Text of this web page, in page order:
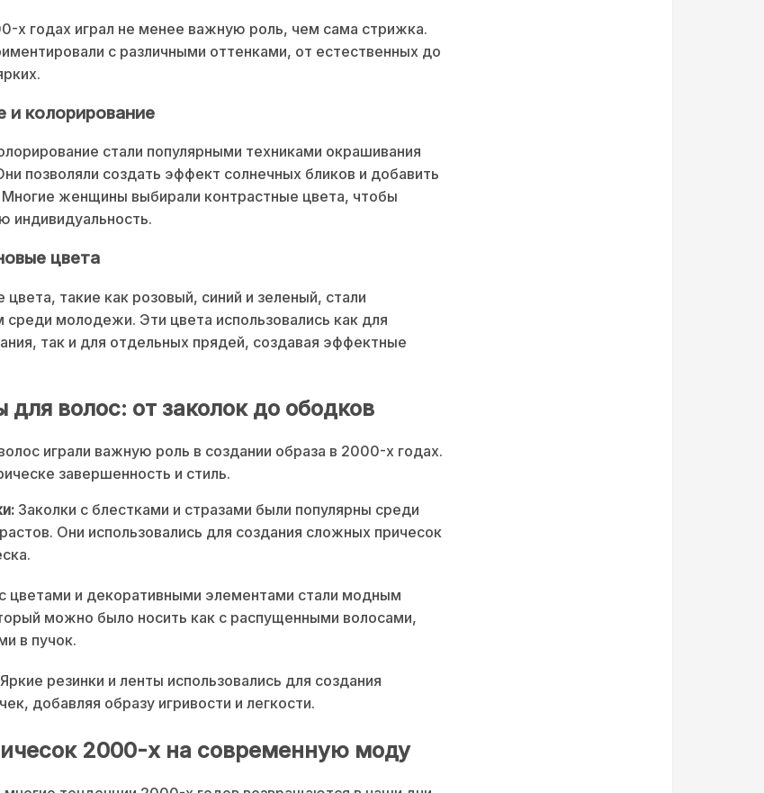
х годах играл не менее важную роль, чем сама стрижка.
с различными оттенками, от естественных до
и колорирование
стали популярными техниками окрашивания
позволяли создать эффект солнечных бликов и добавить
женщины выбирали контрастные цвета, чтобы
индивидуальность.
цвета
цвета, такие как розовый, синий и зеленый, стали
молодежи. Эти цвета использовались как для
так и для отдельных прядей, создавая эффектные
для волос: от заколок до ободков
играли важную роль в создании образа в 2000-х годах.
завершенность и стиль.
Заколки с блестками и стразами были популярны среди
Они использовались для создания сложных причесок
цветами и декоративными элементами стали модным
можно было носить как с распущенными волосами,
в пучок.
Яркие резинки и ленты использовались для создания
добавляя образу игривости и легкости.
2000-х на современную моду